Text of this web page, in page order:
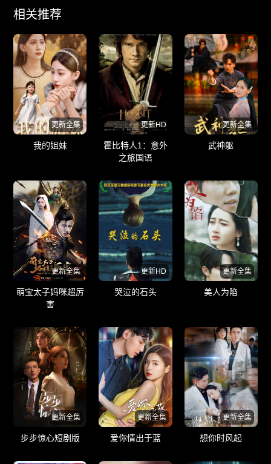
相关推荐
更新全集
我的姐妹
更新HD
霍比特人1：意外
之旅国语
更新全集
武神躯
更新全集
萌宝太子妈咪超厉
害
更新HD
哭泣的石头
更新全集
美人为陷
更新全集
步步惊心短剧版
更新全集
爱你情出于蓝
更新全集
想你时风起